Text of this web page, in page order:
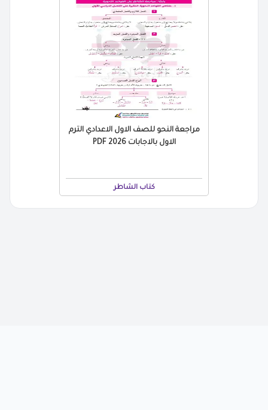
مراجعة النحو للصف الاول الاعدادي الترم
الاول بالاجابات 2026 PDF
كتاب الشاطر